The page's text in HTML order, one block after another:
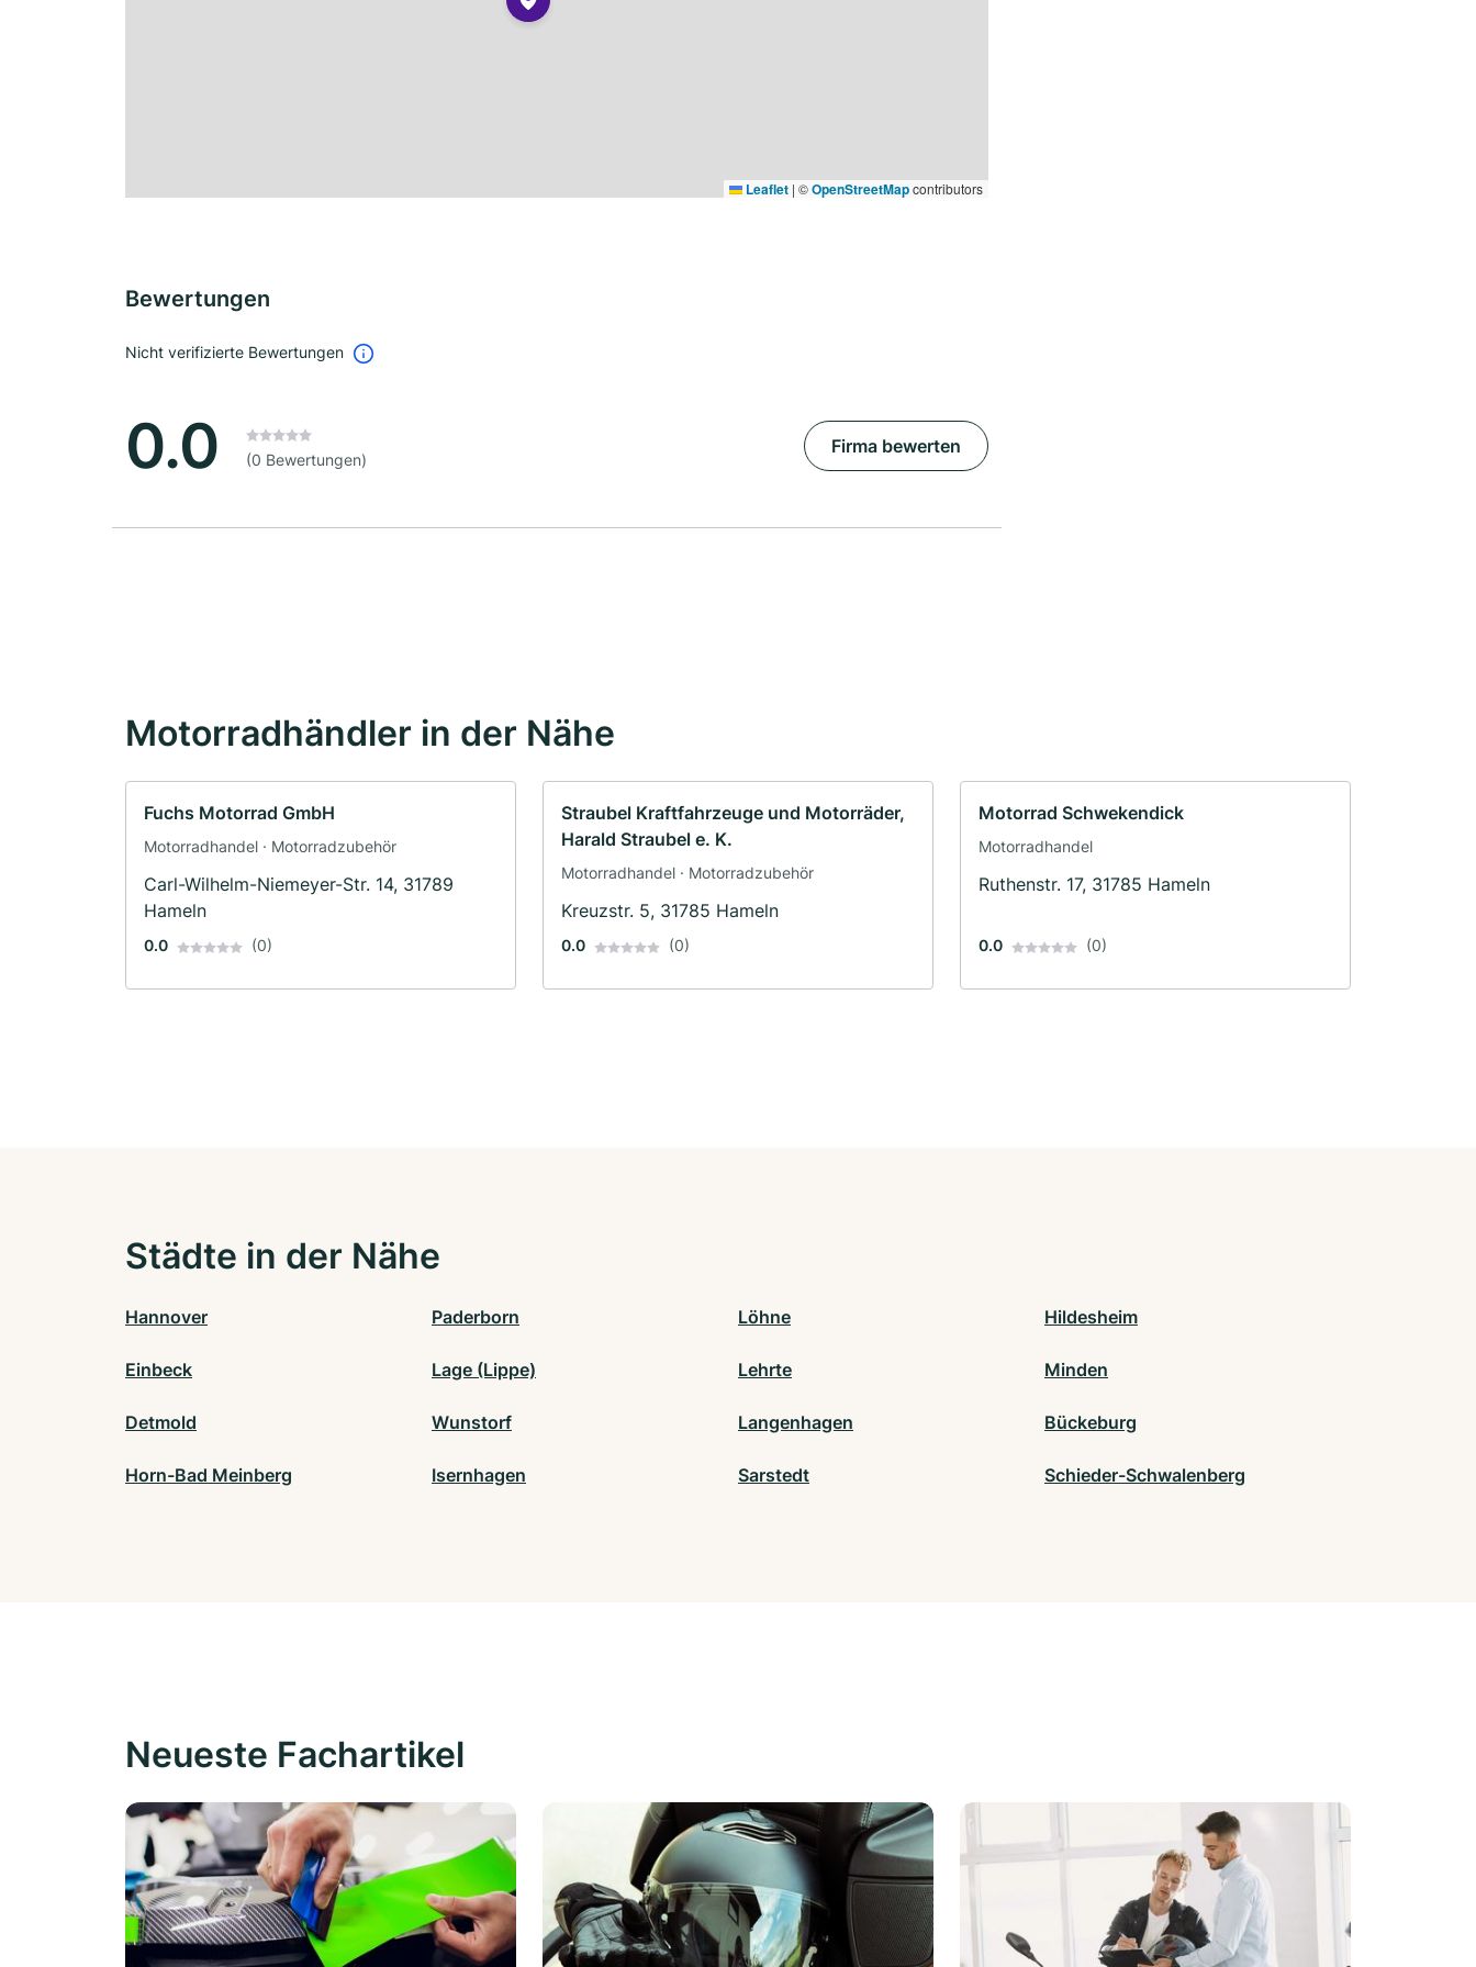
Leaflet | ©OpenStreetMapcontributors
Bewertungen
Nicht verifizierte Bewertungen
0.0 (0 Bewertungen)
Firma bewerten
Motorradhändler in der Nähe
Fuchs Motorrad GmbH
Motorradhandel · Motorradzubehör
Carl-Wilhelm-Niemeyer-Str. 14, 31789
Hameln
0.0 (0)
Straubel Kraftfahrzeuge und Motorräder,
Harald Straubel e. K.
Motorradhandel · Motorradzubehör
Kreuzstr. 5, 31785 Hameln
0.0 (0)
Motorrad Schwekendick
Motorradhandel
Ruthenstr. 17, 31785 Hameln
0.0 (0)
Städte in der Nähe
Hannover Paderborn Löhne Hildesheim
Einbeck Lage (Lippe) Lehrte Minden
Detmold Wunstorf Langenhagen Bückeburg
Horn-Bad Meinberg Isernhagen Sarstedt Schieder-Schwalenberg
Neueste Fachartikel